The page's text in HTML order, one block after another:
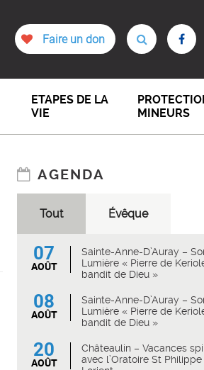
Faire un don
ETAPES DE LA
VIE
MINEURS
AGENDA
Tout Évêque
07
AOÛT
Sainte-Anne-D’Auray –
Lumière « Pierre de
bandit de Dieu »
08
AOÛT
Sainte-Anne-D’Auray –
Lumière « Pierre de
bandit de Dieu »
20
AOÛT
Châteaulin – Vacances
avec l’Oratoire St